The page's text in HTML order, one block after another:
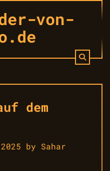
von-
dem
by Sahar